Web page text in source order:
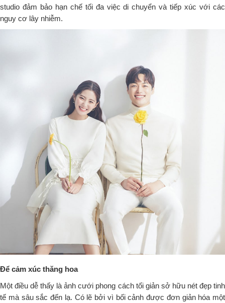
studio đảm bảo hạn chế tối đa việc di chuyển và tiếp xúc với các
nguy cơ lây nhiễm.
Để cảm xúc thăng hoa
Một điều dễ thấy là ảnh cưới phong cách tối giản sở hữu nét đẹp tinh
tế mà sâu sắc đến lạ. Có lẽ bởi vì bối cảnh được đơn giản hóa một